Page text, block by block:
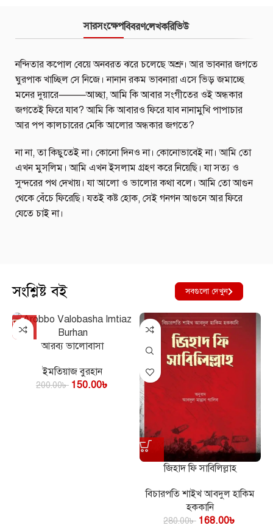
সারসংক্ষেপবিবরণলেখকরিভিউ
নন্দিতার কপোল বেয়ে অনবরত ঝরে চলেছে অশ্রু। আর ভাবনার জগতে
ঘুরপাক খাচ্ছিল সে নিজে। নানান রকম ভাবনারা এসে ভিড় জমাচ্ছে
মনের দুয়ারে⸻আচ্ছা, আমি কি আবার সংগীতের ওই অন্ধকার
জগতেই ফিরে যাব? আমি কি আবারও ফিরে যাব নানামুখি পাপাচার
আর পপ কালচারের মেকি আলোর অন্ধকার জগতে?
না না, তা কিছুতেই না। কোনো দিনও না। কোনোভাবেই না। আমি তো
এখন মুসলিম। আমি এখন ইসলাম গ্রহণ করে নিয়েছি। যা সত্য ও
সুন্দরের পথ দেখায়। যা আলো ও ভালোর কথা বলে। আমি তো আগুন
থেকে বেঁচে ফিরেছি। যতই কষ্ট হোক, সেই গনগন আগুনে আর ফিরে
যেতে চাই না।
সংশ্লিষ্ট বই সবগুলো দেখুন
আরব্য ভালোবাসা
ইমতিয়াজ বুরহান
200.00৳ 150.00৳
জিহাদ ফি সাবিলিল্লাহ
বিচারপতি শাইখ আবদুল হাকিম
হককানি
280.00৳ 168.00৳